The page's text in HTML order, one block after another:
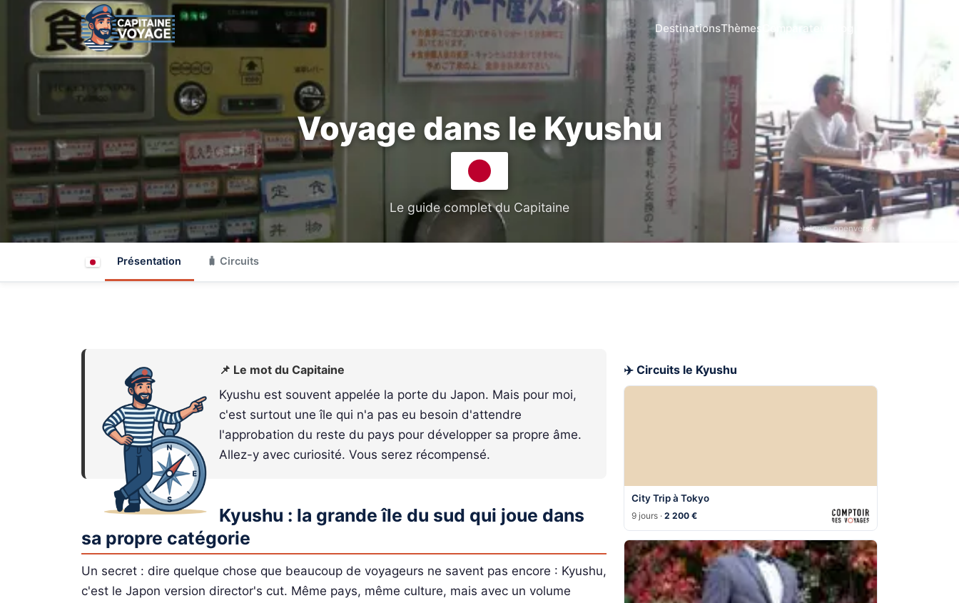
DestinationsThèmes Comparateur
Voyage dans le Kyushu
Le guide complet du Capitaine
© jetalone ·openverse
Présentation 🧳 Circuits
📌 Le mot du Capitaine
Kyushu est souvent appelée la porte du Japon. Mais pour moi,
c'est surtout une île qui n'a pas eu besoin d'attendre
l'approbation du reste du pays pour développer sa propre âme.
Allez-y avec curiosité. Vous serez récompensé.
Kyushu : la grande île du sud qui joue dans
sa propre catégorie
Un secret : dire quelque chose que beaucoup de voyageurs ne savent pas encore : Kyushu,
c'est le Japon version director's cut. Même pays, même culture, mais avec un volume
✈️ Circuits le Kyushu
City Trip à Tokyo
9 jours ·2 200 €